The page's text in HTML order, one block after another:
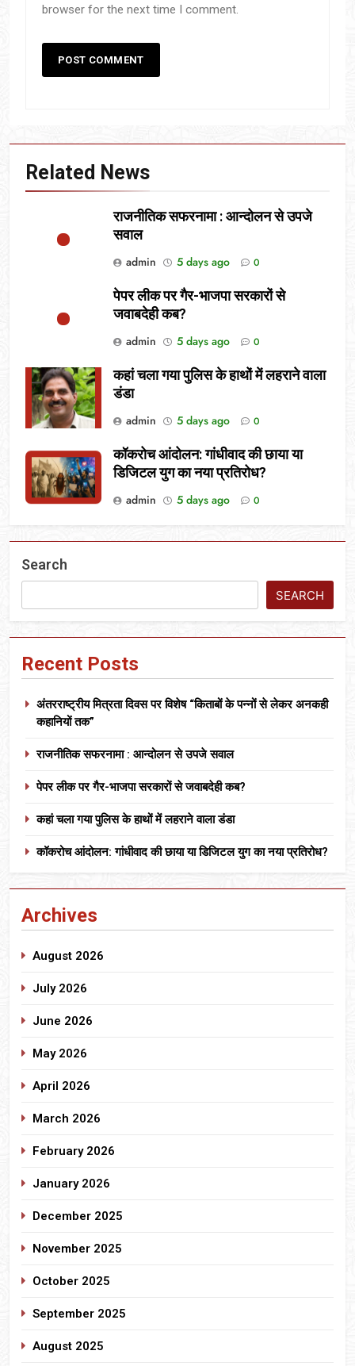
browser for the next time I comment.
Related News
राजनीतिक सफरनामा : आन्दोलन से उपजे
सवाल
admin
5 days ago 0
पेपर लीक पर गैर-भाजपा सरकारों से
जवाबदेही कब?
admin
5 days ago 0
कहां चला गया पुलिस के हाथों में लहराने वाला
डंडा
admin
5 days ago 0
कॉकरोच आंदोलन: गांधीवाद की छाया या
डिजिटल युग का नया प्रतिरोध?
admin
5 days ago 0
Search
SEARCH
Recent Posts
अंतरराष्ट्रीय मित्रता दिवस पर विशेष “किताबों के पन्नों से लेकर अनकही
कहानियों तक”
राजनीतिक सफरनामा : आन्दोलन से उपजे सवाल
पेपर लीक पर गैर-भाजपा सरकारों से जवाबदेही कब?
कहां चला गया पुलिस के हाथों में लहराने वाला डंडा
कॉकरोच आंदोलन: गांधीवाद की छाया या डिजिटल युग का नया प्रतिरोध?
Archives
August 2026
July 2026
June 2026
May 2026
April 2026
March 2026
February 2026
January 2026
December 2025
November 2025
October 2025
September 2025
August 2025